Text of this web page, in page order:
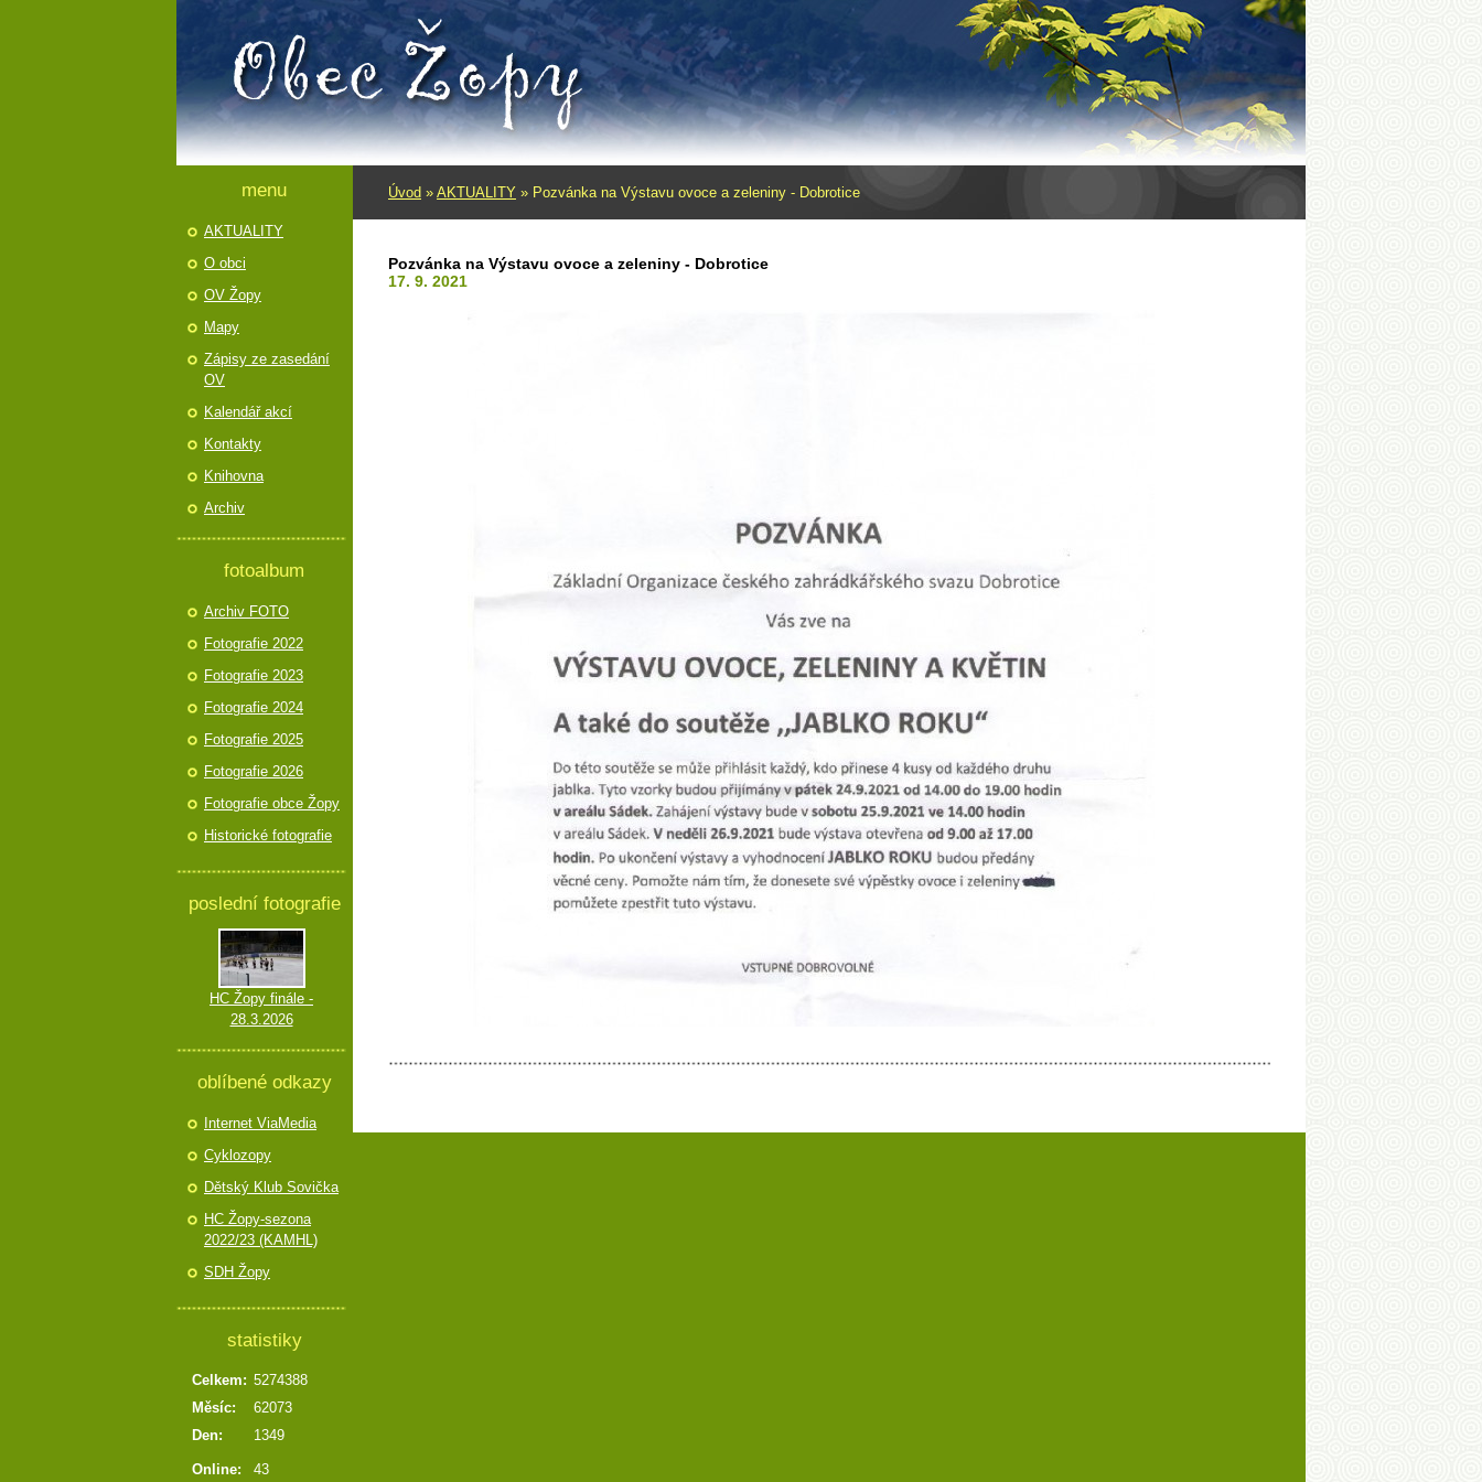
Úvod » AKTUALITY » Pozvánka na Výstavu ovoce a zeleniny - Dobrotice
Pozvánka na Výstavu ovoce a zeleniny - Dobrotice
17. 9. 2021
menu
AKTUALITY
O obci
OV Žopy
Mapy
Zápisy ze zasedání
OV
Kalendář akcí
Kontakty
Knihovna
Archiv
fotoalbum
Archiv FOTO
Fotografie 2022
Fotografie 2023
Fotografie 2024
Fotografie 2025
Fotografie 2026
Fotografie obce Žopy
Historické fotografie
poslední fotografie
HC Žopy finále -
28.3.2026
oblíbené odkazy
Internet ViaMedia
Cyklozopy
Dětský Klub Sovička
HC Žopy-sezona
2022/23 (KAMHL)
SDH Žopy
statistiky
Online: 43
Celkem: 5274388
Měsíc:
62073
Den:
1349